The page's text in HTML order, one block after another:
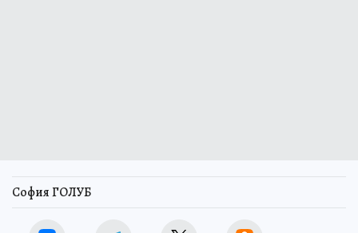
София ГОЛУБ